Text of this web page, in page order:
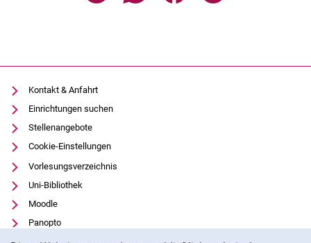
Kontakt & Anfahrt
Einrichtungen suchen
Stellenangebote
Cookie-Einstellungen
Vorlesungsverzeichnis
Uni-Bibliothek
Moodle
Panopto